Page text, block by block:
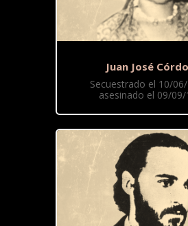
Juan José
Secuestrado el 10/
asesinado el 09/